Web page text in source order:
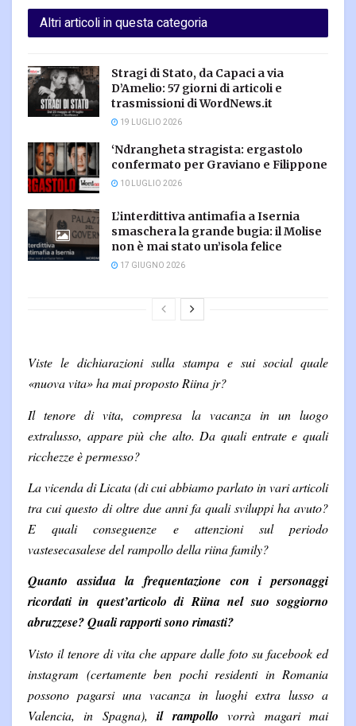
Altri articoli in questa categoria
Stragi di Stato, da Capaci a via
D’Amelio: 57 giorni di articoli e
trasmissioni di WordNews.it
19 LUGLIO 2026
‘Ndrangheta stragista: ergastolo
confermato per Graviano e Filippone
10 LUGLIO 2026
L’interdittiva antimafia a Isernia
smaschera la grande bugia: il Molise
non è mai stato un’isola felice
17 GIUGNO 2026
Viste le dichiarazioni sulla stampa e sui social quale
«nuova vita» ha mai proposto Riina jr?
Il tenore di vita, compresa la vacanza in un luogo
extralusso, appare più che alto. Da quali entrate e quali
ricchezze è permesso?
La vicenda di Licata (di cui abbiamo parlato in vari articoli
tra cui questo di oltre due anni fa quali sviluppi ha avuto?
E quali conseguenze e attenzioni sul periodo
vastesecasalese del rampollo della riina family?
Quanto assidua la frequentazione con i personaggi
ricordati in quest’articolo di Riina nel suo soggiorno
abruzzese? Quali rapporti sono rimasti?
Visto il tenore di vita che appare dalle foto su facebook ed
instagram (certamente ben pochi residenti in Romania
possono pagarsi una vacanza in luoghi extra lusso a
Valencia, in Spagna),il rampollovorrà magari mai